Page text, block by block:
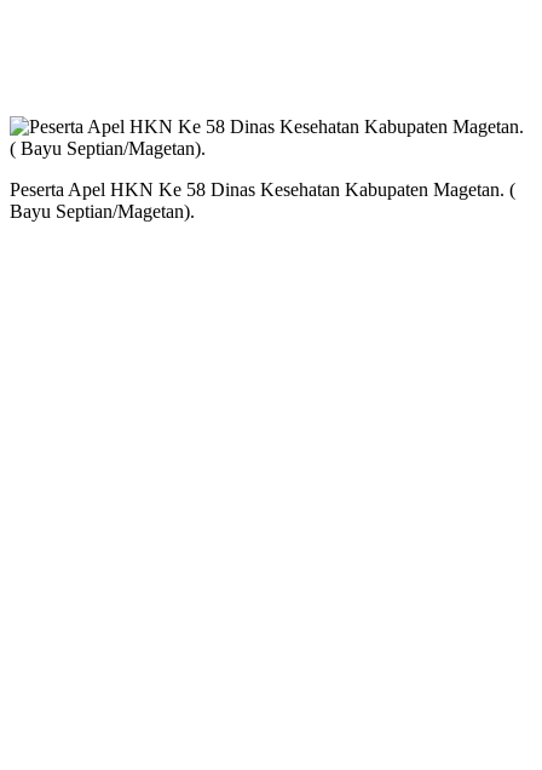
Peserta Apel HKN Ke 58 Dinas Kesehatan Kabupaten Magetan. (
Bayu Septian/Magetan).